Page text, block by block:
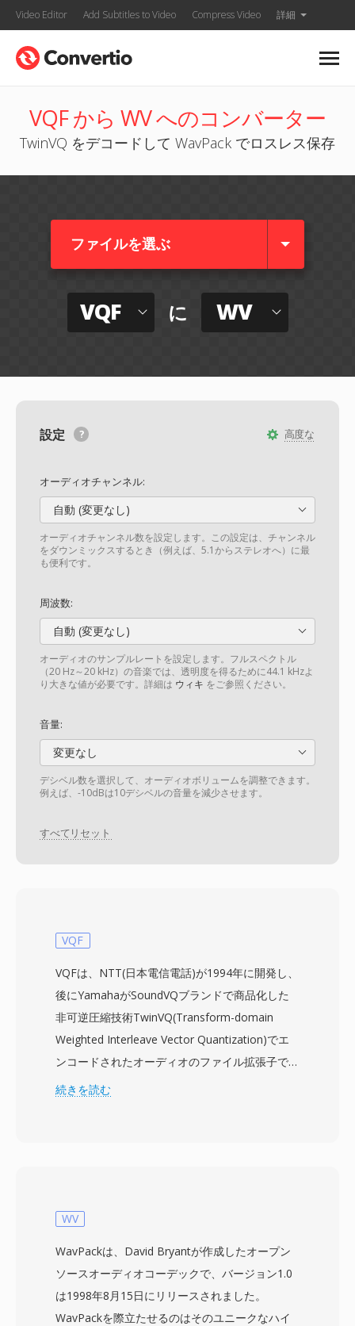
Video Editor Add Subtitles to Video Compress Video 詳細
VQF から WV へのコンバーター
TwinVQ をデコードして WavPack でロスレス保存
ファイルを選ぶ
VQF に WV
高度な
設定
オーディオチャンネル:
自動 (変更なし)
オーディオチャンネル数を設定します。この設定は、チャンネル
をダウンミックスするとき（例えば、5.1からステレオへ）に最
も便利です。
周波数:
自動 (変更なし)
オーディオのサンプルレートを設定します。フルスペクトル
（20 Hz～20 kHz）の音楽では、透明度を得るために44.1 kHzよ
り大きな値が必要です。詳細は ウィキ をご参照ください。
音量:
変更なし
デシベル数を選択して、オーディオボリュームを調整できます。
例えば、-10dBは10デシベルの音量を減少させます。
すべてリセット
VQF
VQFは、NTT(日本電信電話)が1994年に開発し、
後にYamahaがSoundVQブランドで商品化した
非可逆圧縮技術TwinVQ(Transform-domain
Weighted Interleave Vector Quantization)でエ
ンコードされたオーディオのファイル拡張子で
す。このコーデックは同等の知覚品質でMP3に
ットレートエンコーディングをサポートし、基盤
(ISO/IEC 14496-3)の定義されたオブジェクトタ
イプの一つとして組み込まれました。強力な技術
的メリットにもかかわらず、VQFは広範な普及に
続きを読む
WV
WavPackは、David Bryantが作成したオープン
ソースオーディオコーデックで、バージョン1.0
は1998年8月15日にリリースされました。
WavPackを際立たせるのはそのユニークなハイ